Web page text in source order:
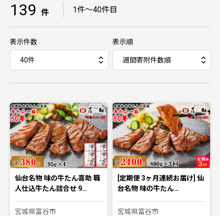
139 件 1件〜40件目
表示件数 表示順
仙台名物 味の牛たん喜助 職
人仕込牛たん詰合せ 9…
宮城県富谷市
[定期便 3ヶ月連続お届け] 仙
台名物 味の牛たん…
宮城県富谷市